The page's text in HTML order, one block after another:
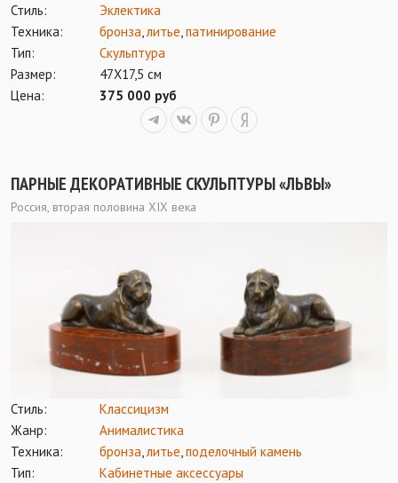
Стиль:
Эклектика
Техника:
бронза,литье,патинирование
Тип:
Скульптура
Размер:
47Х17,5 см
Цена:
375 000 руб
ПАРНЫЕ ДЕКОРАТИВНЫЕ СКУЛЬПТУРЫ «ЛЬВЫ»
Россия, вторая половина ХIХ века
Стиль:
Классицизм
Жанр:
Анималистика
Техника:
бронза,литье,поделочный камень
Тип:
Кабинетные аксессуары